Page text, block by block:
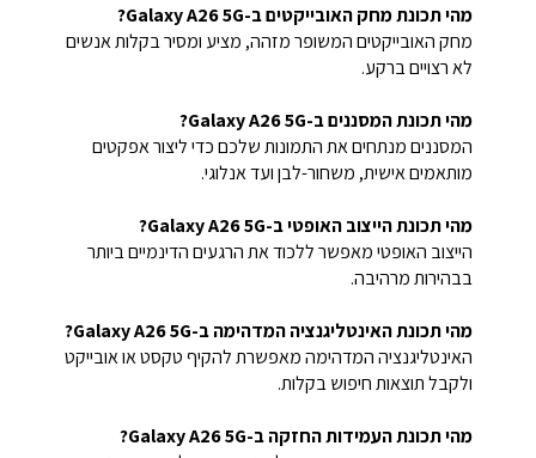
מהי תכונת מחק האובייקטים ב-Galaxy A26 5G?
מחק האובייקטים המשופר מזהה, מציע ומסיר בקלות אנשים
לא רצויים ברקע.
מהי תכונת המסננים ב-Galaxy A26 5G?
המסננים מנתחים את התמונות שלכם כדי ליצור אפקטים
מותאמים אישית, משחור-לבן ועד אנלוגי.
מהי תכונת הייצוב האופטי ב-Galaxy A26 5G?
הייצוב האופטי מאפשר ללכוד את הרגעים הדינמיים ביותר
בבהירות מרהיבה.
מהי תכונת האינטליגנציה המדהימה ב-Galaxy A26 5G?
האינטליגנציה המדהימה מאפשרת להקיף טקסט או אובייקט
ולקבל תוצאות חיפוש בקלות.
מהי תכונת העמידות החזקה ב-Galaxy A26 5G?